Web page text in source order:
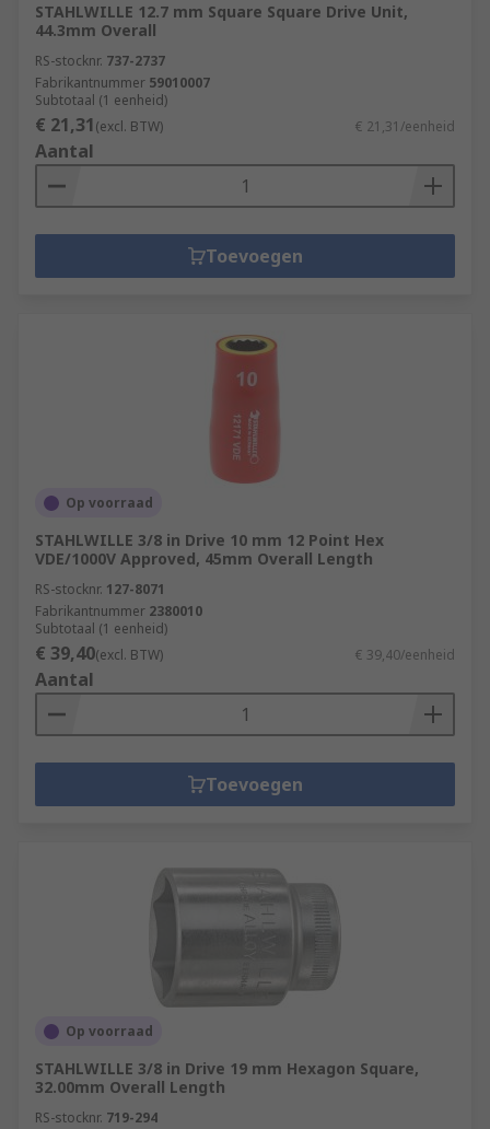
STAHLWILLE 12.7 mm Square Square Drive Unit,
44.3mm Overall
RS-stocknr. 737-2737
Fabrikantnummer 59010007
Subtotaal (1 eenheid)
€ 21,31(excl. BTW) € 21,31/eenheid
Aantal
Toevoegen
Op voorraad
STAHLWILLE 3/8 in Drive 10 mm 12 Point Hex
VDE/1000V Approved, 45mm Overall Length
RS-stocknr. 127-8071
Fabrikantnummer 2380010
Subtotaal (1 eenheid)
€ 39,40(excl. BTW) € 39,40/eenheid
Aantal
Toevoegen
Op voorraad
STAHLWILLE 3/8 in Drive 19 mm Hexagon Square,
32.00mm Overall Length
RS-stocknr. 719-294